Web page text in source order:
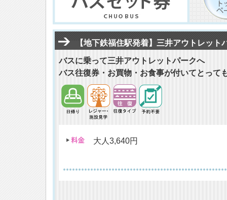
【地下鉄福住駅発着】三井アウトレット
バスに乗って三井アウトレットパークへ
バス往復券・お買物・お食事が付いてとって
大人3,640円